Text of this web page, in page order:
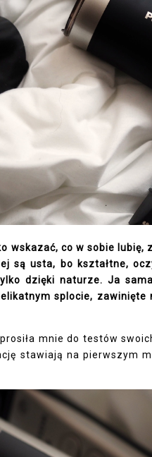
wskazać, co w sobie
są usta, bo kształtne,
dzięki naturze. Ja
splocie, zawinięte
mnie do testów
stawiają na pierwszym